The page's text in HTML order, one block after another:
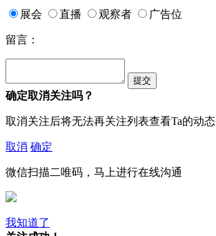
展会 直播 观察者 广告位
留言：
确定取消关注吗？
取消关注后将无法再关注列表查看Ta的动态
取消 确定
微信扫描二唯码，马上进行在线沟通
我知道了